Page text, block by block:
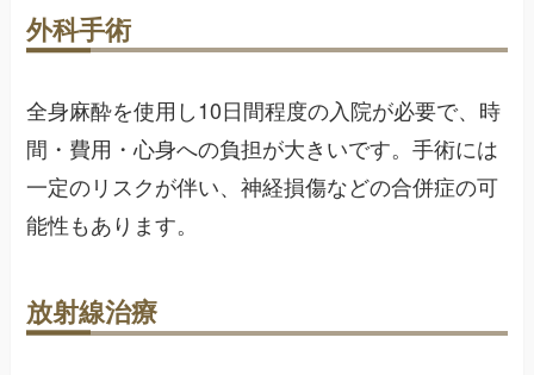
外科手術
全身麻酔を使用し10日間程度の入院が必要で、時
間・費用・心身への負担が大きいです。手術には
一定のリスクが伴い、神経損傷などの合併症の可
能性もあります。
放射線治療